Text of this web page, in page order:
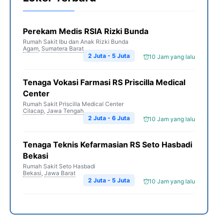
k
m
p
Perekam Medis RSIA Rizki Bunda
Rumah Sakit Ibu dan Anak Rizki Bunda
Agam, Sumatera Barat
10 Jam yang lalu
2 Juta - 5 Juta
Tenaga Vokasi Farmasi RS Priscilla Medical
Center
Rumah Sakit Priscilla Medical Center
Cilacap, Jawa Tengah
10 Jam yang lalu
2 Juta - 6 Juta
Tenaga Teknis Kefarmasian RS Seto Hasbadi
Bekasi
Rumah Sakit Seto Hasbadi
Bekasi, Jawa Barat
10 Jam yang lalu
2 Juta - 5 Juta